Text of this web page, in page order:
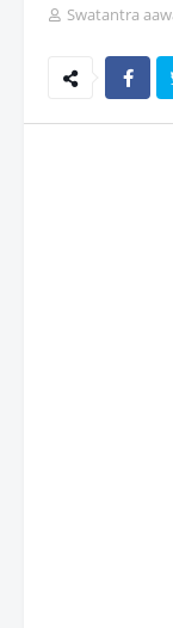
Swatantra